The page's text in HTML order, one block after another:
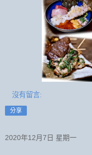
沒有留言:
分享
2020年12月7日 星期一